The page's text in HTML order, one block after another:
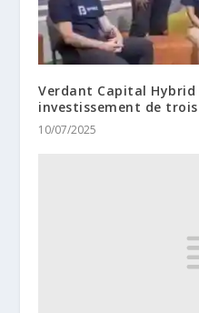
Verdant Capital
investissement de
10/07/2025